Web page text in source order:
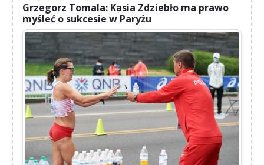
Grzegorz Tomala: Kasia Zdziebło ma prawo
myśleć o sukcesie w Paryżu